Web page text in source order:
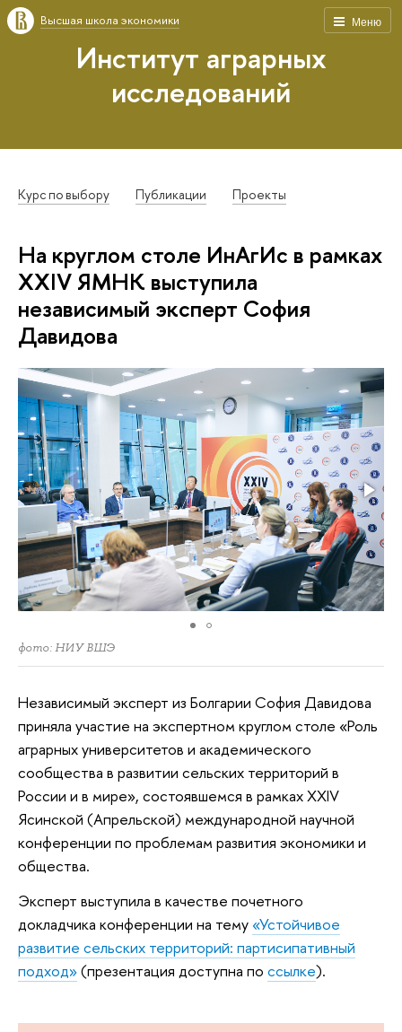
Меню
Высшая школа экономики
Институт аграрных
исследований
Курс по выбору Публикации Проекты
На круглом столе ИнАгИс в рамках
XXIV ЯМНК выступила
независимый эксперт София
Давидова
фото: НИУ ВШЭ
Независимый эксперт из Болгарии София Давидова
приняла участие на экспертном круглом столе «Роль
аграрных университетов и академического
сообщества в развитии сельских территорий в
России и в мире», состоявшемся в рамках XXIV
Ясинской (Апрельской) международной научной
конференции по проблемам развития экономики и
общества.
Эксперт выступила в качестве почетного
докладчика конференции на тему «Устойчивое
развитие сельских территорий: партисипативный
подход»(презентация доступна по ссылке).